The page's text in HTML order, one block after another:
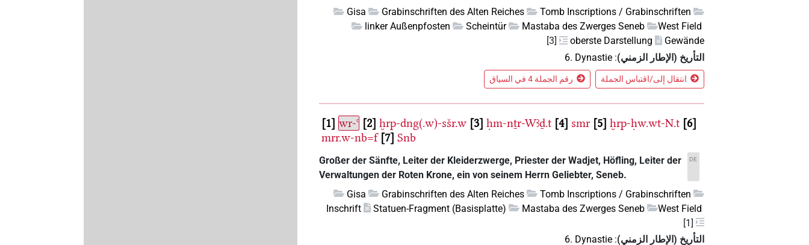
Tomb Inscriptions / Grabinschriften
Grabinschriften des Alten Reiches
Gisa
West Field
Mastaba des Zwerges Seneb
Scheintür
linker Außenpfosten
Gewände
oberste Darstellung
[3]
التأريخ (الإطار الزمني):
6. Dynastie
انتقال إلى/اقتباس الجملة رقم الجملة 4 في السياق
1 wr-ꜥ 2 ḫrp-dng(.w)-sšr.w 3 ḥm-nṯr-Wꜣḏ.t 4 smr 5 ḫrp-ḥw.wt-N.t 6
mrr.w-nb=f 7 Snb
DE
Großer der Sänfte, Leiter der Kleiderzwerge, Priester der Wadjet, Höfling, Leiter der
Verwaltungen der Roten Krone, ein von seinem Herrn Geliebter, Seneb.
Tomb Inscriptions / Grabinschriften
Grabinschriften des Alten Reiches
Gisa
West Field
Mastaba des Zwerges Seneb
Statuen-Fragment (Basisplatte)
Inschrift
[1]
التأريخ (الإطار الزمني):
6. Dynastie